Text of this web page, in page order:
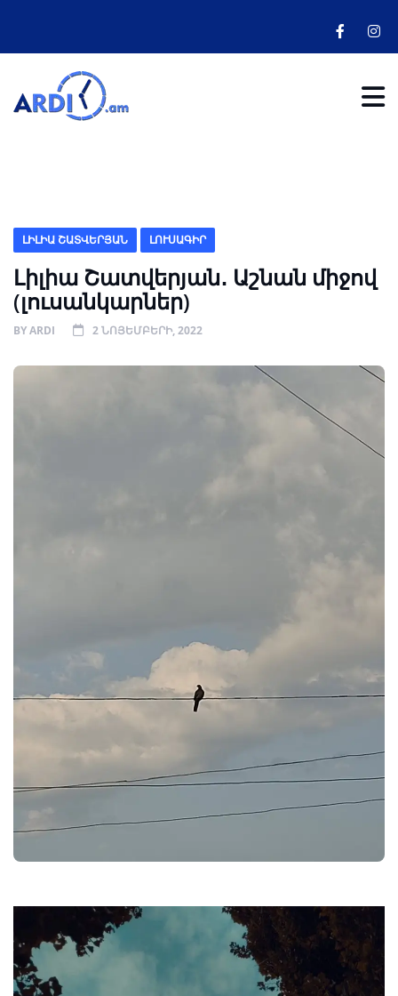
ԼԻԼԻԱ ՇԱՏՎԵՐՅԱՆ ԼՈՒՍԱԳԻՐ
Լիլիա Շատվերյան․ Աշնան միջով
(լուսանկարներ)
BYARDI 2 ՆՈՅԵՄԲԵՐԻ, 2022